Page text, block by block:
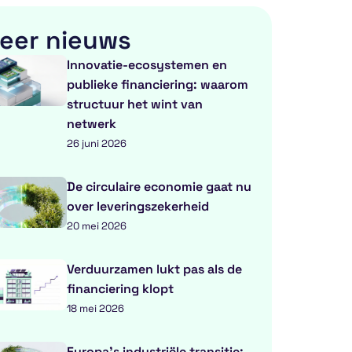
nieuws
Innovatie-ecosystemen en
publieke financiering: waarom
structuur het wint van
netwerk
26 juni 2026
De circulaire economie gaat nu
over leveringszekerheid
20 mei 2026
Verduurzamen lukt pas als de
financiering klopt
18 mei 2026